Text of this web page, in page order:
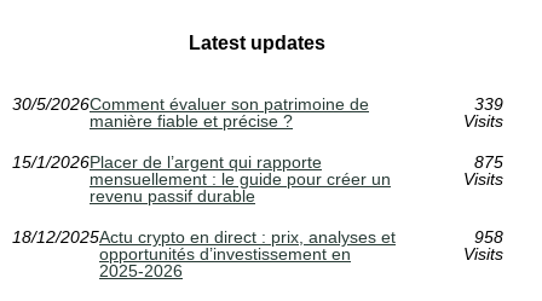
Latest updates
30/5/2026Comment évaluer son patrimoine de
manière fiable et précise ?
339
Visits
15/1/2026Placer de l’argent qui rapporte
mensuellement : le guide pour créer un
revenu passif durable
875
Visits
18/12/2025Actu crypto en direct : prix, analyses et
opportunités d’investissement en
2025‑2026
958
Visits